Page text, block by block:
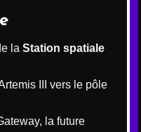
la Station spatiale
III vers le pôle
la future